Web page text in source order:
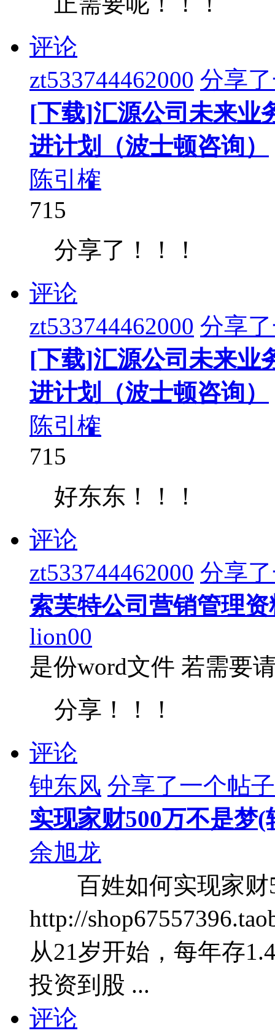
评论
zt533744462000 分享
[下载]汇源公司未来业
进计划（波士顿咨询）
陈引榷
715
分享了！！！
评论
zt533744462000 分享
[下载]汇源公司未来业
进计划（波士顿咨询）
陈引榷
715
好东东！！！
评论
zt533744462000 分享
索芙特公司营销管理
lion00
是份word文件 若需要
分享！！！
评论
钟东风 分享了一个帖子
实现家财500万不是梦(
余旭龙
百姓如何实现家
http://
从21岁开始，每年存
投资到股 ...
评论